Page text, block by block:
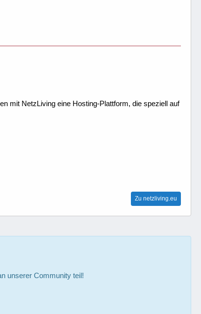
mit NetzLiving eine Hosting-Plattform, die speziell auf
Zu netzliving.eu
unserer Community teil!